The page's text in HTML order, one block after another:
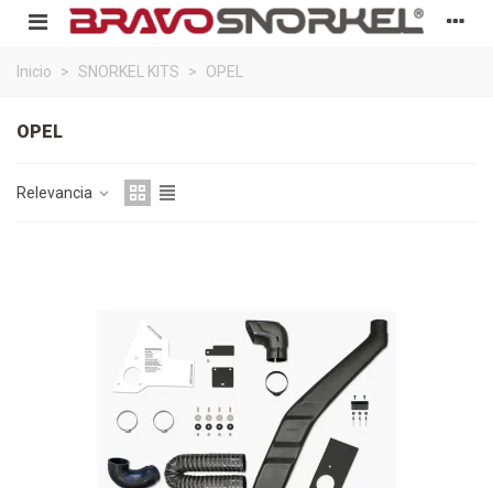
Inicio > SNORKEL KITS > OPEL
OPEL
Relevancia